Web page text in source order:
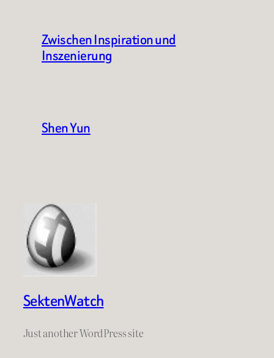
Zwischen Inspiration und
Inszenierung
Shen Yun
SektenWatch
Just another WordPress site